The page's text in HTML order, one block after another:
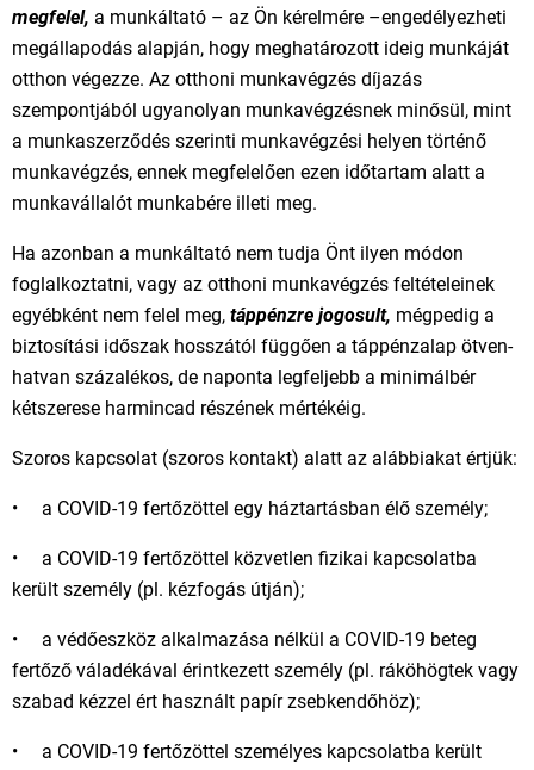
megfelel, a munkáltató – az Ön kérelmére –engedélyezheti
megállapodás alapján, hogy meghatározott ideig munkáját
otthon végezze. Az otthoni munkavégzés díjazás
szempontjából ugyanolyan munkavégzésnek minősül, mint
a munkaszerződés szerinti munkavégzési helyen történő
munkavégzés, ennek megfelelően ezen időtartam alatt a
munkavállalót munkabére illeti meg.
Ha azonban a munkáltató nem tudja Önt ilyen módon
foglalkoztatni, vagy az otthoni munkavégzés feltételeinek
egyébként nem felel meg, táppénzre jogosult, mégpedig a
biztosítási időszak hosszától függően a táppénzalap ötven-
hatvan százalékos, de naponta legfeljebb a minimálbér
kétszerese harmincad részének mértékéig.
Szoros kapcsolat (szoros kontakt) alatt az alábbiakat értjük:
• a COVID-19 fertőzöttel egy háztartásban élő személy;
• a COVID-19 fertőzöttel közvetlen fizikai kapcsolatba
került személy (pl. kézfogás útján);
• a védőeszköz alkalmazása nélkül a COVID-19 beteg
fertőző váladékával érintkezett személy (pl. ráköhögtek vagy
szabad kézzel ért használt papír zsebkendőhöz);
• a COVID-19 fertőzöttel személyes kapcsolatba került